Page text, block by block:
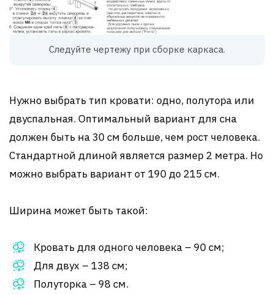
Следуйте чертежу при сборке каркаса.
Нужно выбрать тип кровати: одно, полутора или
двуспальная. Оптимальный вариант для сна
должен быть на 30 см больше, чем рост человека.
Стандартной длиной является размер 2 метра. Но
можно выбрать вариант от 190 до 215 см.
Ширина может быть такой:
Кровать для одного человека – 90 см;
Для двух – 138 см;
Полуторка – 98 см.